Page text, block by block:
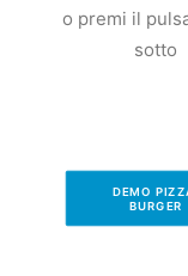
o premi il
sotto
DEMO
BURGER